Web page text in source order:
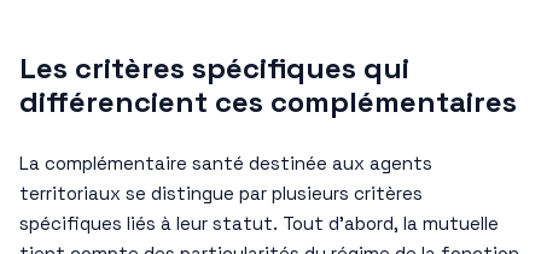
Les critères spécifiques qui
différencient ces complémentaires
La complémentaire santé destinée aux agents
territoriaux se distingue par plusieurs critères
spécifiques liés à leur statut. Tout d’abord, la mutuelle